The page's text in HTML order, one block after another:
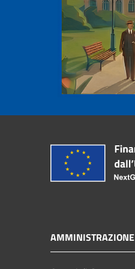
AMMINISTRAZIONE